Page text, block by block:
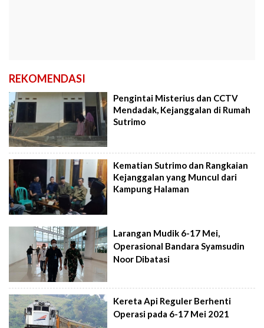
REKOMENDASI
Pengintai Misterius dan CCTV
Mendadak, Kejanggalan di Rumah
Sutrimo
Kematian Sutrimo dan Rangkaian
Kejanggalan yang Muncul dari
Kampung Halaman
Larangan Mudik 6-17 Mei,
Operasional Bandara Syamsudin
Noor Dibatasi
Kereta Api Reguler Berhenti
Operasi pada 6-17 Mei 2021